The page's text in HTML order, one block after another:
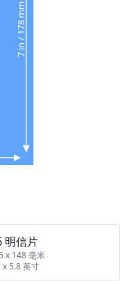
7 in / 178 mm
明信片
x 148 毫米
x 5.8 英寸